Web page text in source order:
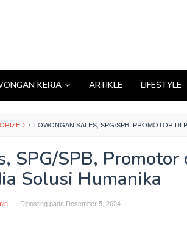
KERJA ARTIKLE LIFESTYLE
/ LOWONGAN SALES, SPG/SPB, PROMOTOR DI
SPG/SPB, Promotor
Solusi Humanika
Diposting pada Desember 5, 2024